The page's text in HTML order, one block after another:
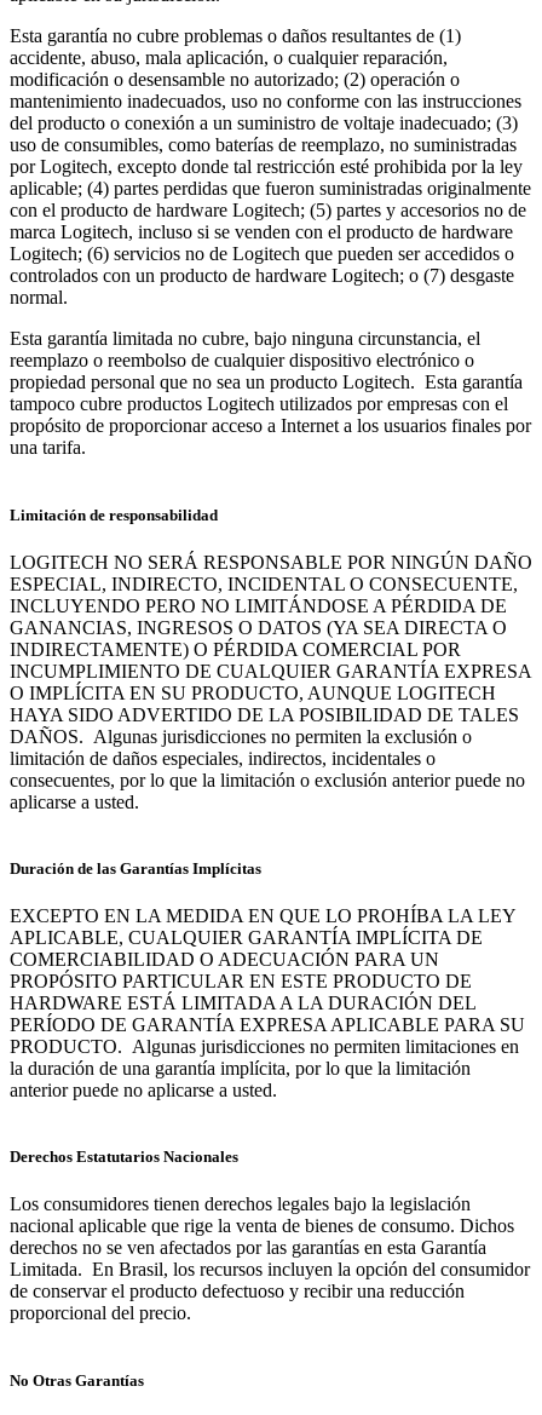
Esta garantía no cubre problemas o daños resultantes de (1)
accidente, abuso, mala aplicación, o cualquier reparación,
modificación o desensamble no autorizado; (2) operación o
mantenimiento inadecuados, uso no conforme con las instrucciones
del producto o conexión a un suministro de voltaje inadecuado; (3)
uso de consumibles, como baterías de reemplazo, no suministradas
por Logitech, excepto donde tal restricción esté prohibida por la ley
aplicable; (4) partes perdidas que fueron suministradas originalmente
con el producto de hardware Logitech; (5) partes y accesorios no de
marca Logitech, incluso si se venden con el producto de hardware
Logitech; (6) servicios no de Logitech que pueden ser accedidos o
controlados con un producto de hardware Logitech; o (7) desgaste
normal.
Esta garantía limitada no cubre, bajo ninguna circunstancia, el
reemplazo o reembolso de cualquier dispositivo electrónico o
propiedad personal que no sea un producto Logitech. Esta garantía
tampoco cubre productos Logitech utilizados por empresas con el
propósito de proporcionar acceso a Internet a los usuarios finales por
una tarifa.
Limitación de responsabilidad
LOGITECH NO SERÁ RESPONSABLE POR NINGÚN DAÑO
ESPECIAL, INDIRECTO, INCIDENTAL O CONSECUENTE,
INCLUYENDO PERO NO LIMITÁNDOSE A PÉRDIDA DE
GANANCIAS, INGRESOS O DATOS (YA SEA DIRECTA O
INDIRECTAMENTE) O PÉRDIDA COMERCIAL POR
INCUMPLIMIENTO DE CUALQUIER GARANTÍA EXPRESA
O IMPLÍCITA EN SU PRODUCTO, AUNQUE LOGITECH
HAYA SIDO ADVERTIDO DE LA POSIBILIDAD DE TALES
DAÑOS. Algunas jurisdicciones no permiten la exclusión o
limitación de daños especiales, indirectos, incidentales o
consecuentes, por lo que la limitación o exclusión anterior puede no
aplicarse a usted.
Duración de las Garantías Implícitas
EXCEPTO EN LA MEDIDA EN QUE LO PROHÍBA LA LEY
APLICABLE, CUALQUIER GARANTÍA IMPLÍCITA DE
COMERCIABILIDAD O ADECUACIÓN PARA UN
PROPÓSITO PARTICULAR EN ESTE PRODUCTO DE
HARDWARE ESTÁ LIMITADA A LA DURACIÓN DEL
PERÍODO DE GARANTÍA EXPRESA APLICABLE PARA SU
PRODUCTO. Algunas jurisdicciones no permiten limitaciones en
la duración de una garantía implícita, por lo que la limitación
anterior puede no aplicarse a usted.
Derechos Estatutarios Nacionales
Los consumidores tienen derechos legales bajo la legislación
nacional aplicable que rige la venta de bienes de consumo. Dichos
derechos no se ven afectados por las garantías en esta Garantía
Limitada. En Brasil, los recursos incluyen la opción del consumidor
de conservar el producto defectuoso y recibir una reducción
proporcional del precio.
No Otras Garantías